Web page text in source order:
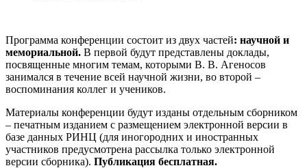
Программа конференции состоит из двух частей: научной и
мемориальной. В первой будут представлены доклады,
посвященные многим темам, которыми В. В. Агеносов
занимался в течение всей научной жизни, во второй –
воспоминания коллег и учеников.
Материалы конференции будут изданы отдельным сборником
– печатным изданием с размещением электронной версии в
базе данных РИНЦ (для иногородних и иностранных
участников предусмотрена рассылка только электронной
версии сборника). Публикация бесплатная.